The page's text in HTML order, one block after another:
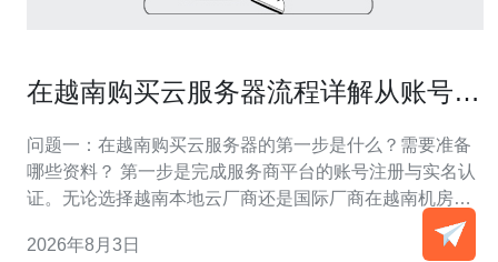
在越南购买云服务器流程详解从账号注
问题一：在越南购买云服务器的第一步是什么？需要准备
哪些资料？ 第一步是完成服务商平台的账号注册与实名认
证。无论选择越南本地云厂商还是国际厂商在越南机房的
服务，都需要一个有效的注册账号。 通常需要准备的资料
包括：邮箱/手机号码、护照或身份证扫描件（针对企业用
2026年8月3日